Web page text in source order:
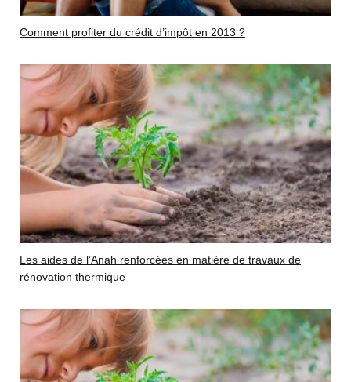
Comment profiter du crédit d’impôt en 2013 ?
Les aides de l’Anah renforcées en matière de travaux de
rénovation thermique